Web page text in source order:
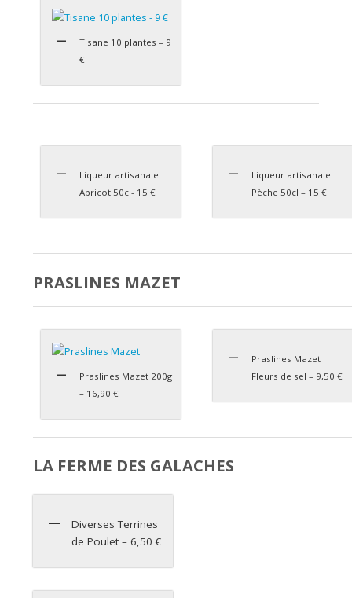
Tisane 10 plantes – 9
€
Liqueur artisanale
Abricot 50cl- 15 €
Liqueur artisanale
Pèche 50cl – 15 €
PRASLINES MAZET
Praslines Mazet 200g
– 16,90 €
Praslines Mazet
Fleurs de sel – 9,50 €
LA FERME DES GALACHES
Diverses Terrines
de Poulet – 6,50 €